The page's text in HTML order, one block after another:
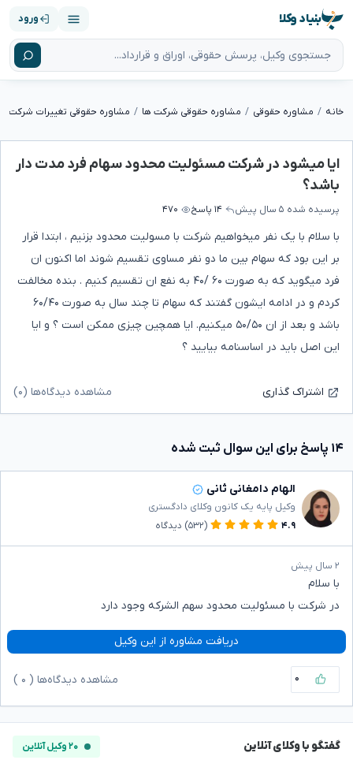
بنیاد وکلا ورود
خانه مشاوره حقوقی مشاوره حقوقی شرکت ها مشاوره حقوقی تغییرات شرکت
ایا میشود در شرکت مسئولیت محدود سهام فرد مدت دار
باشد؟
پرسیده شده ۵ سال پیش ۱۴ پاسخ ۴۷۰
با سلام با یک نفر میخواهیم شرکت با مسولیت محدود بزنیم ، ابتدا قرار
بر این بود که سهام بین ما دو نفر مساوی تقسیم شوند اما اکنون ان
فرد میگوید که به صورت ۶۰ /۴۰ به نفع ان تقسیم کنیم . بنده مخالفت
کردم و در ادامه ایشون گفتند که سهام تا چند سال به صورت ۶۰/۴۰
باشد و بعد از ان ۵۰/۵۰ میکنیم. ایا همچین چیزی ممکن است ؟ و ایا
این اصل باید در اساسنامه بیایید ؟
اشتراک گذاری مشاهده دیدگاه‌ها (۰)
۱۴ پاسخ برای این سوال ثبت شده
الهام دامغانی ثانی
وکیل پایه یک کانون وکلای دادگستری
۴.۹
(۵۳۲) دیدگاه
۲ سال پیش
با سلام
در شرکت با مسئولیت محدود سهم الشرکه وجود دارد
دریافت مشاوره از این وکیل
۰ مشاهده دیدگاه‌ها ( ۰
گفتگو با وکلای آنلاین ۲۰ وکیل آنلاین